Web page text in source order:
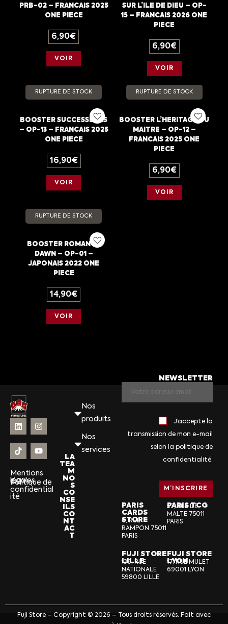
PRB-02 – FRANCAIS 2025
ONE PIECE
6,90€
VOIR
SUR L’ILE DE DIEU – OP-
15 – FRANCAIS 2026 ONE
PIECE
6,90€
VOIR
RUPTURE DE STOCK
BOOSTER SUCCESSEURS
– OP-13 – FRANCAIS 2025
ONE PIECE
16,90€
VOIR
RUPTURE DE STOCK
BOOSTER L’HERITAGE DU
MAITRE – OP-12 –
FRANCAIS 2025 ONE
PIECE
6,90€
VOIR
RUPTURE DE STOCK
BOOSTER ROMANCE
DAWN – OP-01 –
JAPONAIS 2022 ONE
PIECE
14,90€
VOIR
Mentions
légales
CGV
Politique de
confidential
ité
Nos
produits
Nos
services
LA
TEA
M
NO
S
CO
NSE
ILS
CO
NT
AC
T
NEWSLETTER
J’accepte la
transmission de mon e-mail
selon la politique de
confidentialité.
PARIS
CARDS
STORE
6, RUE
RAMPON 75011
PARIS
PARIS TCG
57, RUE DE
MALTE 75011
PARIS
FUJI STORE
LILLE
136, RUE
NATIONALE
59800 LILLE
FUJI STORE
LYON
17, RUE MULET
69001 LYON
Fuji Store – Copyright © 2026 – Tous droits réservés. Fait avec